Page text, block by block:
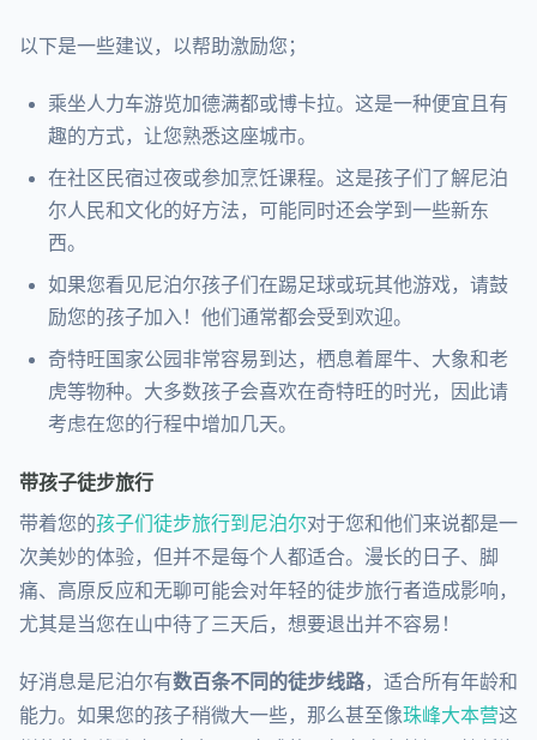
以下是一些建议，以帮助激励您；
乘坐人力车游览加德满都或博卡拉。这是一种便宜且有
趣的方式，让您熟悉这座城市。
在社区民宿过夜或参加烹饪课程。这是孩子们了解尼泊
尔人民和文化的好方法，可能同时还会学到一些新东
西。
如果您看见尼泊尔孩子们在踢足球或玩其他游戏，请鼓
励您的孩子加入！他们通常都会受到欢迎。
奇特旺国家公园非常容易到达，栖息着犀牛、大象和老
虎等物种。大多数孩子会喜欢在奇特旺的时光，因此请
考虑在您的行程中增加几天。
带孩子徒步旅行
带着您的孩子们徒步旅行到尼泊尔对于您和他们来说都是一
次美妙的体验，但并不是每个人都适合。漫长的日子、脚
痛、高原反应和无聊可能会对年轻的徒步旅行者造成影响，
尤其是当您在山中待了三天后，想要退出并不容易！
好消息是尼泊尔有数百条不同的徒步线路，适合所有年龄和
能力。如果您的孩子稍微大一些，那么甚至像珠峰大本营这